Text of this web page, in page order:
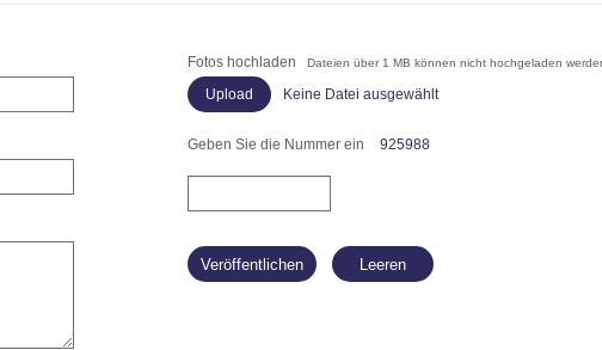
Fotos hochladen Dateien über 1 MB können nicht hochgeladen
Keine Datei ausgewählt
Geben Sie die Nummer ein 925988